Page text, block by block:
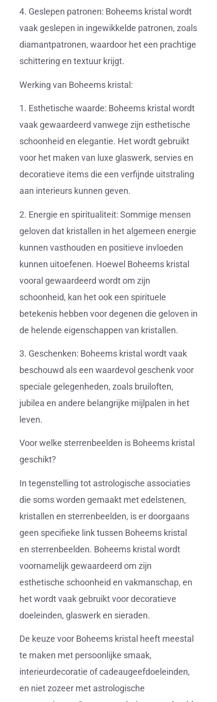
4. Geslepen patronen: Boheems kristal wordt
vaak geslepen in ingewikkelde patronen, zoals
diamantpatronen, waardoor het een prachtige
schittering en textuur krijgt.
Werking van Boheems kristal:
1. Esthetische waarde: Boheems kristal wordt
vaak gewaardeerd vanwege zijn esthetische
schoonheid en elegantie. Het wordt gebruikt
voor het maken van luxe glaswerk, servies en
decoratieve items die een verfijnde uitstraling
aan interieurs kunnen geven.
2. Energie en spiritualiteit: Sommige mensen
geloven dat kristallen in het algemeen energie
kunnen vasthouden en positieve invloeden
kunnen uitoefenen. Hoewel Boheems kristal
vooral gewaardeerd wordt om zijn
schoonheid, kan het ook een spirituele
betekenis hebben voor degenen die geloven in
de helende eigenschappen van kristallen.
3. Geschenken: Boheems kristal wordt vaak
beschouwd als een waardevol geschenk voor
speciale gelegenheden, zoals bruiloften,
jubilea en andere belangrijke mijlpalen in het
leven.
Voor welke sterrenbeelden is Boheems kristal
geschikt?
In tegenstelling tot astrologische associaties
die soms worden gemaakt met edelstenen,
kristallen en sterrenbeelden, is er doorgaans
geen specifieke link tussen Boheems kristal
en sterrenbeelden. Boheems kristal wordt
voornamelijk gewaardeerd om zijn
esthetische schoonheid en vakmanschap, en
het wordt vaak gebruikt voor decoratieve
doeleinden, glaswerk en sieraden.
De keuze voor Boheems kristal heeft meestal
te maken met persoonlijke smaak,
interieurdecoratie of cadeaugeefdoeleinden,
en niet zozeer met astrologische